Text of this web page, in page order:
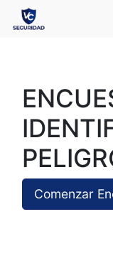
Comenzar